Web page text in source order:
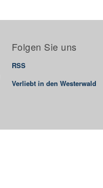
Folgen Sie uns
RSS
Verliebt in den Westerwald